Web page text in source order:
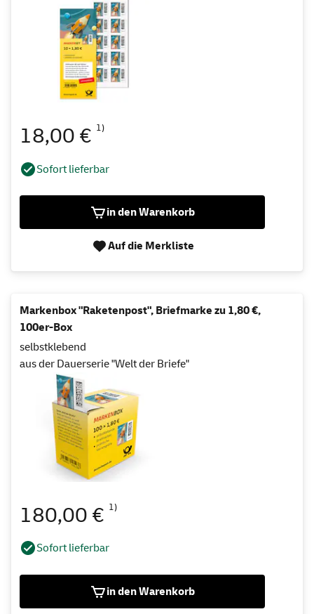
18,00 € 1)
Sofort lieferbar
in den Warenkorb
Auf die Merkliste
Markenbox "Raketenpost", Briefmarke zu 1,80 €,
100er-Box
selbstklebend
aus der Dauerserie "Welt der Briefe"
180,00 € 1)
Sofort lieferbar
in den Warenkorb